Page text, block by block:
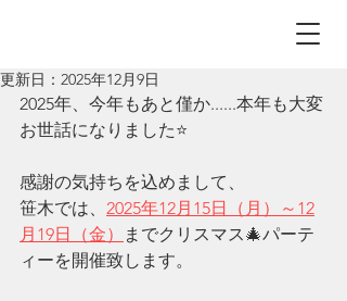
更新日： 2025年12月9日
​2025年、今年もあと僅か......本年も大変
お世話になりました⭐
感謝の気持ちを込めまして、
笹木では、 2025年12月15日（月）～12
月19日（金）
までクリスマス🎄パーテ
ィーを開催致します。